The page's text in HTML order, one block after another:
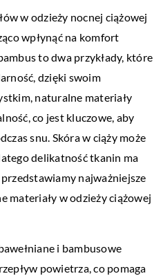
w odzieży nocnej ciążowej
wpłynąć na komfort
to dwa przykłady, które
dzięki swoim
naturalne materiały
co jest kluczowe, aby
snu. Skóra w ciąży może
delikatność tkanin ma
najważniejsze
materiały w odzieży ciążowej
i bambusowe
powietrza, co pomaga